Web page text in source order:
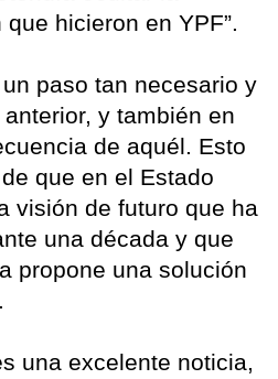
hicieron en YPF”.
paso tan necesario y
y también en
de aquél. Esto
que en el Estado
visión de futuro que ha
una década y que
propone una solución
una excelente noticia,